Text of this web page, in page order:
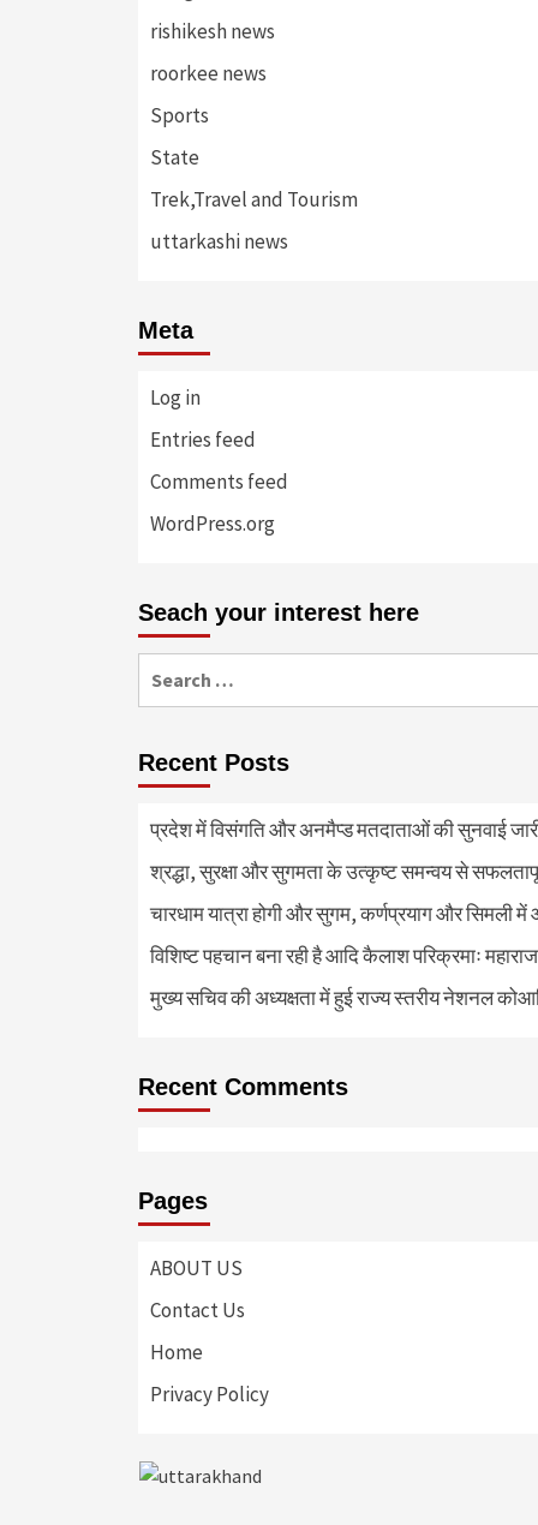
rishikesh news
roorkee news
Sports
State
Trek,Travel and Tourism
uttarkashi news
Meta
Log in
Entries feed
Comments feed
WordPress.org
Seach your interest here
for:
Recent Posts
प्रदेश में विसंगति और अनमैप्ड मतदाताओं की सुनवाई
श्रद्धा, सुरक्षा और सुगमता के उत्कृष्ट समन्वय से
चारधाम यात्रा होगी और सुगम, कर्णप्रयाग और सिमली
विशिष्ट पहचान बना रही है आदि कैलाश परिक्रमाः महाराज
मुख्य सचिव की अध्यक्षता में हुई राज्य स्तरीय नेशनल
Recent Comments
Pages
ABOUT US
Contact Us
Home
Privacy Policy